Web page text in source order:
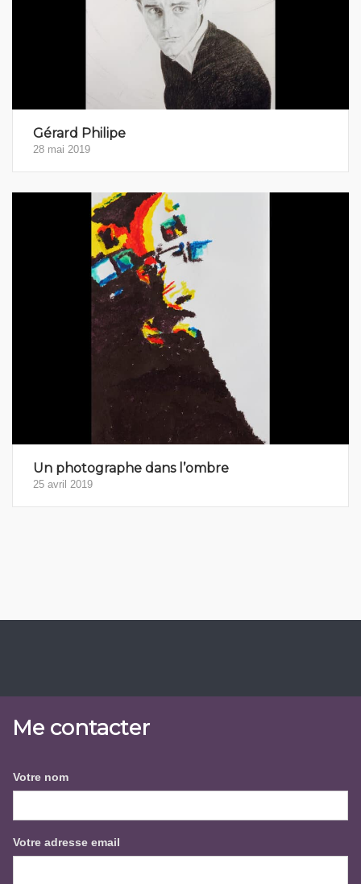
Gérard Philipe
28 mai 2019
Un photographe dans l’ombre
25 avril 2019
Me contacter
Votre nom
Votre adresse email